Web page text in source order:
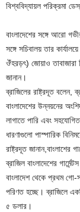
বিশ্ববিদ্যায়ল পরিক্রমা
বাংলাদেশের সঙ্গে আরো
সঙ্গে সচিবালয় তার
ঔঁহরড়ৎ) জোয়াও
জানান।
ব্রাজিলের রাষ্ট্রদূত বলেন,
বাংলাদেশের উন্নয়নের
লাগাতে পারি এবং
ধারণাগুলো পাস্পারিক
রাষ্ট্রদূত জানান,বাংলাশের
ব্রাজিল বাংলাদেশের
বাংলাদেশ থেকে প্রথম গো-
পরিণত হচ্ছে। ব্রাজিলে
৫ ডলার।